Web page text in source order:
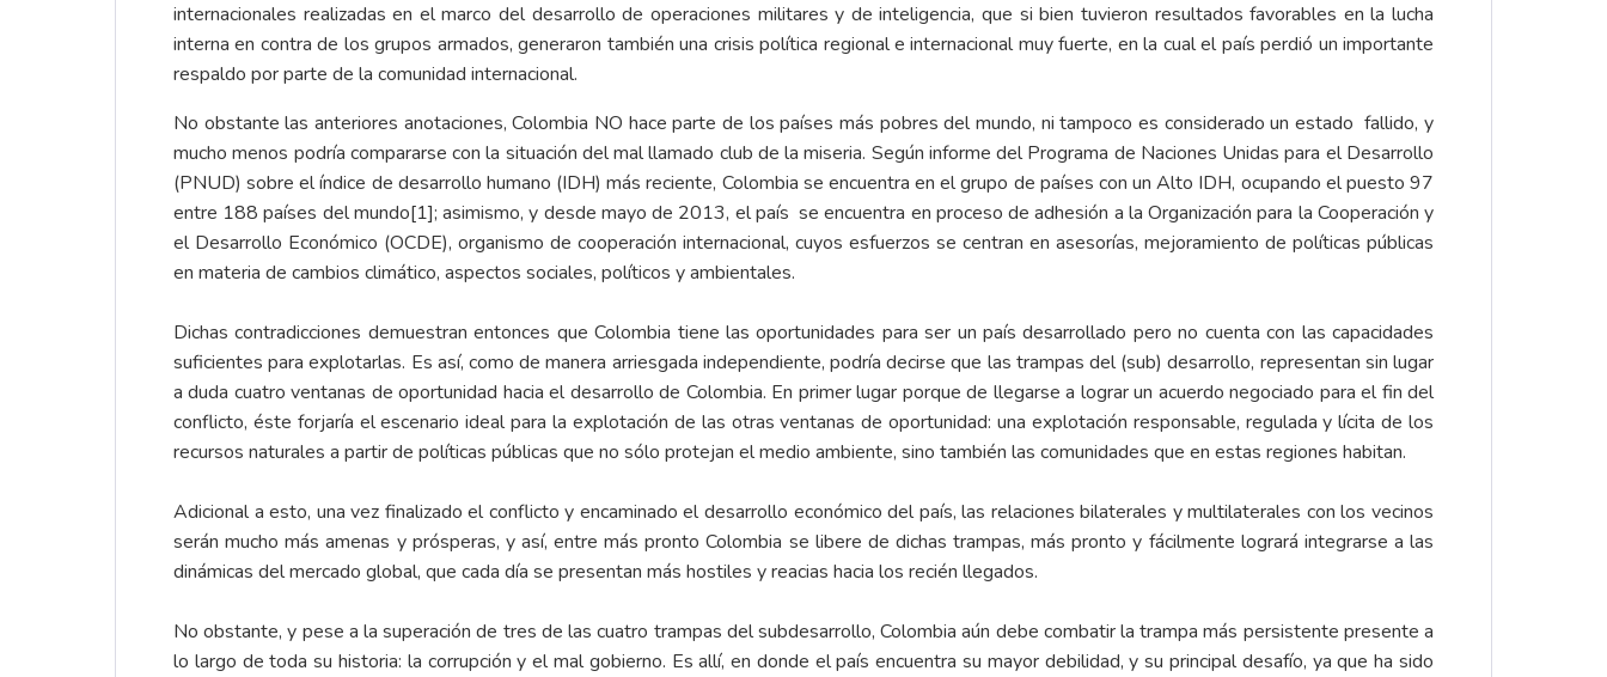
internacionales realizadas en el marco del desarrollo de operaciones militares y de inteligencia, que si bien tuvieron resultados favorables en la lucha
interna en contra de los grupos armados, generaron también una crisis política regional e internacional muy fuerte, en la cual el país perdió un importante
respaldo por parte de la comunidad internacional.
No obstante las anteriores anotaciones, Colombia NO hace parte de los países más pobres del mundo, ni tampoco es considerado un estado fallido, y
mucho menos podría compararse con la situación del mal llamado club de la miseria. Según informe del Programa de Naciones Unidas para el Desarrollo
(PNUD) sobre el índice de desarrollo humano (IDH) más reciente, Colombia se encuentra en el grupo de países con un Alto IDH, ocupando el puesto 97
entre 188 países del mundo[1]; asimismo, y desde mayo de 2013, el país se encuentra en proceso de adhesión a la Organización para la Cooperación y
el Desarrollo Económico (OCDE), organismo de cooperación internacional, cuyos esfuerzos se centran en asesorías, mejoramiento de políticas públicas
en materia de cambios climático, aspectos sociales, políticos y ambientales.
Dichas contradicciones demuestran entonces que Colombia tiene las oportunidades para ser un país desarrollado pero no cuenta con las capacidades
suficientes para explotarlas. Es así, como de manera arriesgada independiente, podría decirse que las trampas del (sub) desarrollo, representan sin lugar
a duda cuatro ventanas de oportunidad hacia el desarrollo de Colombia. En primer lugar porque de llegarse a lograr un acuerdo negociado para el fin del
conflicto, éste forjaría el escenario ideal para la explotación de las otras ventanas de oportunidad: una explotación responsable, regulada y lícita de los
recursos naturales a partir de políticas públicas que no sólo protejan el medio ambiente, sino también las comunidades que en estas regiones habitan.
Adicional a esto, una vez finalizado el conflicto y encaminado el desarrollo económico del país, las relaciones bilaterales y multilaterales con los vecinos
serán mucho más amenas y prósperas, y así, entre más pronto Colombia se libere de dichas trampas, más pronto y fácilmente logrará integrarse a las
dinámicas del mercado global, que cada día se presentan más hostiles y reacias hacia los recién llegados.
No obstante, y pese a la superación de tres de las cuatro trampas del subdesarrollo, Colombia aún debe combatir la trampa más persistente presente a
lo largo de toda su historia: la corrupción y el mal gobierno. Es allí, en donde el país encuentra su mayor debilidad, y su principal desafío, ya que ha sido